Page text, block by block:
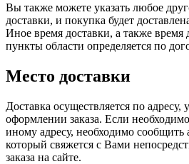
Вы также можете указать любое
доставки, и покупка будет
Иное время доставки, а также время
пункты области определяется по
Место доставки
Доставка осуществляется по адресу,
оформлении заказа. Если
иному адресу, необходимо сообщить
который свяжется с Вами
заказа на сайте.